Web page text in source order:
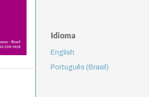
Idioma
English
Português (Brasil)